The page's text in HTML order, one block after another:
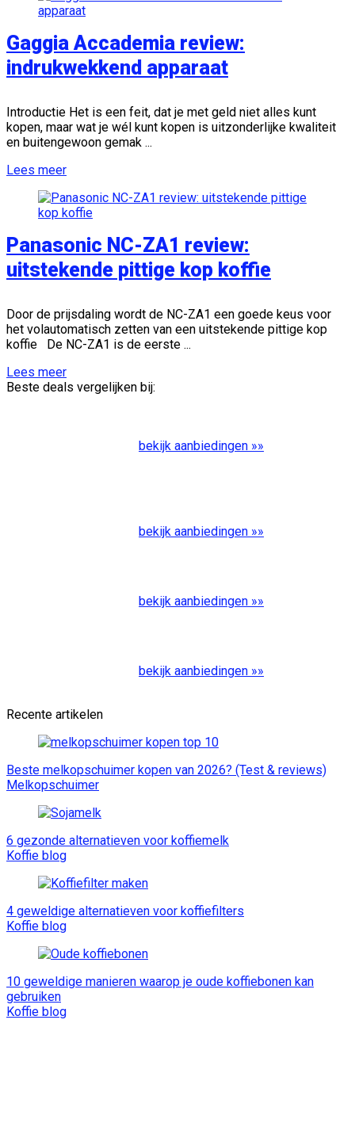
Gaggia Accademia review:
indrukwekkend apparaat
Introductie Het is een feit, dat je met geld niet alles kunt
kopen, maar wat je wél kunt kopen is uitzonderlijke kwaliteit
en buitengewoon gemak ...
Lees meer
Panasonic NC-ZA1 review:
uitstekende pittige kop koffie
Door de prijsdaling wordt de NC-ZA1 een goede keus voor
het volautomatisch zetten van een uitstekende pittige kop
koffie De NC-ZA1 is de eerste ...
Lees meer
Beste deals vergelijken bij:
bekijk aanbiedingen »»
bekijk aanbiedingen »»
bekijk aanbiedingen »»
bekijk aanbiedingen »»
Recente artikelen
Beste melkopschuimer kopen van 2026? (Test & reviews)
Melkopschuimer
6 gezonde alternatieven voor koffiemelk
Koffie blog
4 geweldige alternatieven voor koffiefilters
Koffie blog
10 geweldige manieren waarop je oude koffiebonen kan
gebruiken
Koffie blog